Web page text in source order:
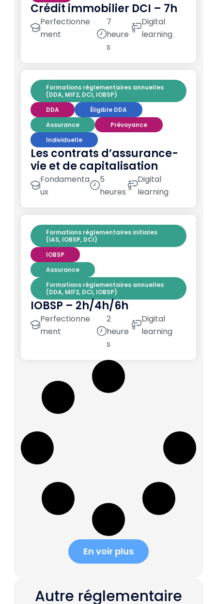
Crédit immobilier DCI – 7h
Perfectionne
ment
7
heure
s
Digital
learning
Formations réglementaires annuelles
(DDA, MIF2, DCI, IOBSP)
DDA
Éligible DDA
Assurance
Prévoyance
Individuelle
Les contrats d’assurance-
vie et de capitalisation
Fondamenta
ux
5
heures
Digital
learning
Formations réglementaires initiales
(IAS, IOBSP, DCI)
IOBSP
Assurance
Formations réglementaires annuelles
(DDA, MIF2, DCI, IOBSP)
IOBSP – 2h/4h/6h
Perfectionne
ment
2
heure
s
Digital
learning
En voir plus
Autre réglementaire